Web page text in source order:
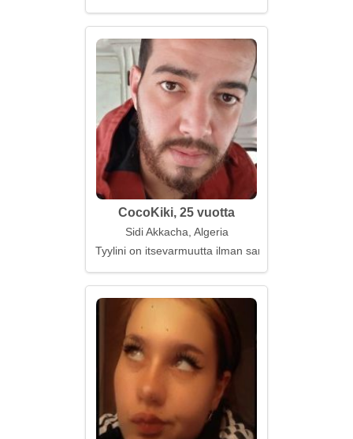
CocoKiki, 25 vuotta
Sidi Akkacha, Algeria
Tyylini on itsevarmuutta ilman sanoja